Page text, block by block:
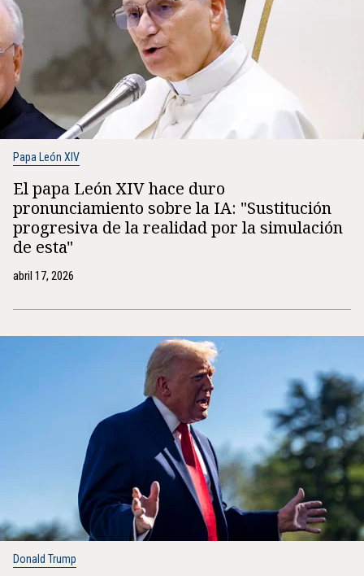
Papa León XIV
El papa León XIV hace duro
pronunciamiento sobre la IA: "Sustitución
progresiva de la realidad por la simulación
de esta"
abril 17, 2026
Donald Trump